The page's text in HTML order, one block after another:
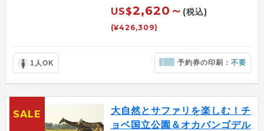
US$2,620～ (税込)
(¥426,309)
1人OK 予約券の印刷：不要
大自然とサファリを楽しむ！チ
ョベ国立公園＆オカバンゴデル
SALE